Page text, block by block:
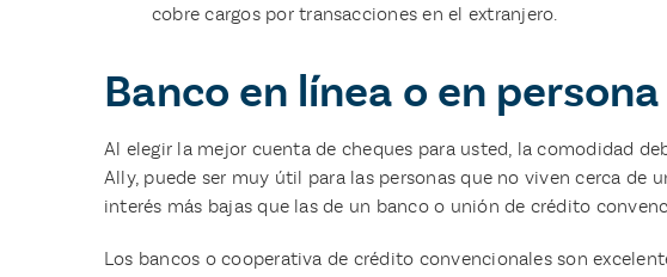
cobre cargos por transacciones en el extranjero.
Banco en línea o en persona
Al elegir la mejor cuenta de cheques para usted, la comodidad
Ally, puede ser muy útil para las personas que no viven cerca
interés más bajas que las de un banco o unión de crédito
Los bancos o cooperativa de crédito convencionales son